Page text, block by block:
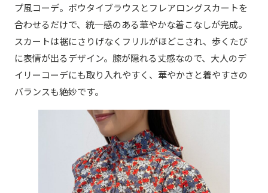
プ風コーデ。ボウタイブラウスとフレアロングスカートを
合わせるだけで、統一感のある華やかな着こなしが完成。
スカートは裾にさりげなくフリルがほどこされ、歩くたび
に表情が出るデザイン。膝が隠れる丈感なので、大人のデ
イリーコーデにも取り入れやすく、華やかさと着やすさの
バランスも絶妙です。